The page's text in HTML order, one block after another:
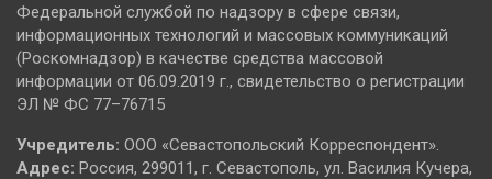
Федеральной службой по надзору в сфере связи,
информационных технологий и массовых коммуникаций
(Роскомнадзор) в качестве средства массовой
информации от 06.09.2019 г., свидетельство о регистрации
ЭЛ № ФС 77–76715
Учредитель: ООО «Севастопольский Корреспондент».
Адрес: Россия, 299011, г. Севастополь, ул. Василия Кучера,